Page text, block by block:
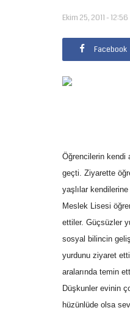
Ekim 25, 2011 - 12:56
Facebook
Öğrencilerin kendi
geçti. Ziyarette
yaşlılar
Meslek Lisesi
ettiler. Güçsüzler
sosyal bilincin
yurdunu ziyaret
aralarında temin
Düşkunler evinin
hüzünlüde olsa